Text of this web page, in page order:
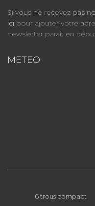
Si vous ne recevez pas
ici pour ajouter votre
newsletter parait en
METEO
6 trous compact